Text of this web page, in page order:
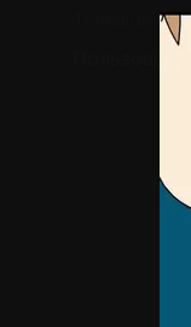
Телефон